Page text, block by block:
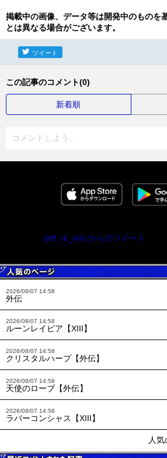
掲載中の画像、データ等は開発中のものを
とは異なる場合がございます。
ツイート
この記事のコメント(0)
新着順
コメントしよう...
@ff_rk_info からのツイート
2026/08/07 14:58
外伝
2026/08/07 14:58
ルーンレイピア【XIII】
2026/08/07 14:58
クリスタルハープ【外伝】
2026/08/07 14:58
天使のローブ【外伝】
2026/08/07 14:58
ラバーコンシャス【XIII】
人